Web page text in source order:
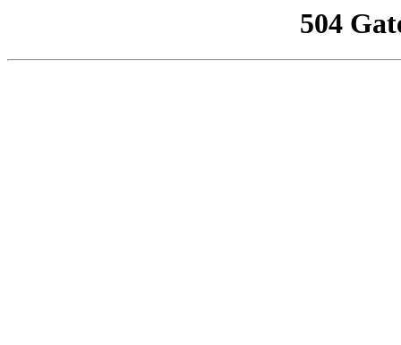
504